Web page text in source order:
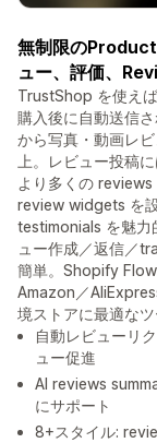
無制限の
ュー、評価、
TrustShop を使え
購入後に自動送信
から写真・動画レ
上。レビュー投稿
より多くの
review widgets を
testimonials を魅力
ュー作成／返信／
簡単。Shopify
Amazon／
境ストアに最適なツ
自動レビューリ
ュー促進
AI reviews
にサポート
8+スタイル: